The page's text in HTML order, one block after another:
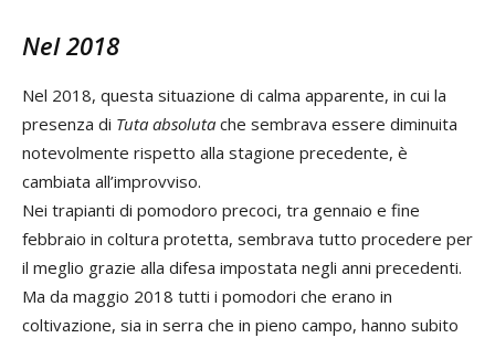
Nel 2018
Nel 2018, questa situazione di calma apparente, in cui la
presenza di Tuta absoluta che sembrava essere diminuita
notevolmente rispetto alla stagione precedente, è
cambiata all’improvviso.
Nei trapianti di pomodoro precoci, tra gennaio e fine
febbraio in coltura protetta, sembrava tutto procedere per
il meglio grazie alla difesa impostata negli anni precedenti.
Ma da maggio 2018 tutti i pomodori che erano in
coltivazione, sia in serra che in pieno campo, hanno subito